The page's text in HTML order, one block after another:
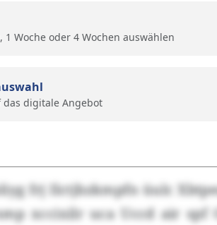
Woche oder 4 Wochen auswählen
digitale Angebot
frj Ilctjbzkmpfn üulc
xccixilr uca Uccd air spf